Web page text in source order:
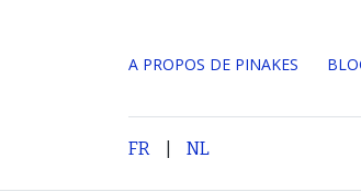
A PROPOS DE PINAKES
FR | NL